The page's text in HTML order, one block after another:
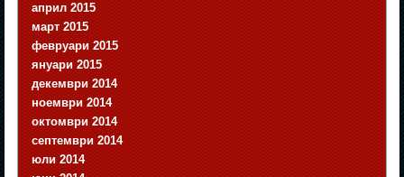
април 2015
март 2015
февруари 2015
януари 2015
декември 2014
ноември 2014
октомври 2014
септември 2014
юли 2014